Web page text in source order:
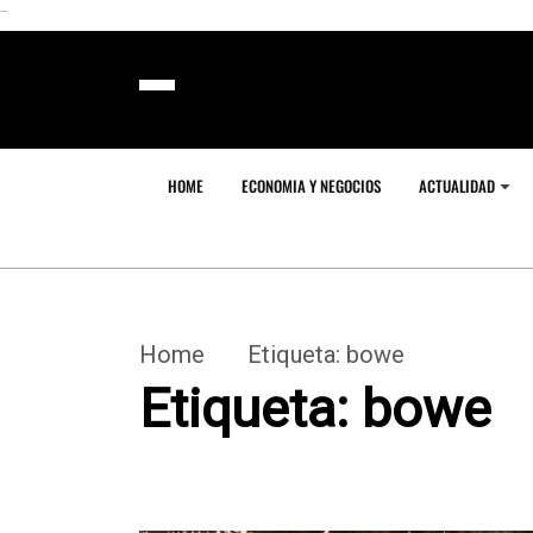
```
HOME ECONOMIA Y NEGOCIOS ACTUALIDAD
Home Etiqueta: bowe
Etiqueta: bowe